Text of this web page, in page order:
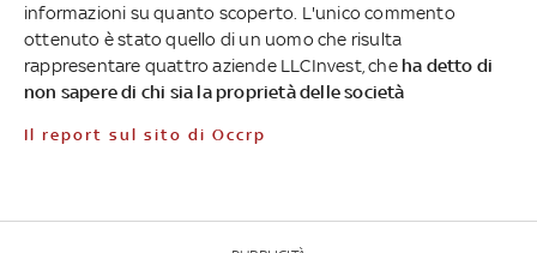
informazioni su quanto scoperto. L'unico commento
ottenuto è stato quello di un uomo che risulta
rappresentare quattro aziende LLCInvest, che ha detto di
non sapere di chi sia la proprietà delle società
Il report sul sito di Occrp